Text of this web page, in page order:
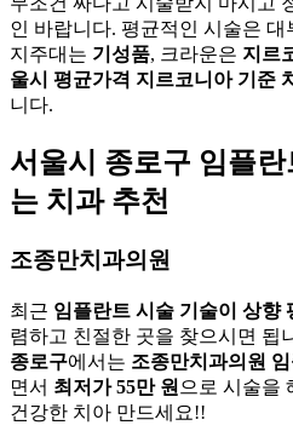
인 바랍니다. 평균적인 시술은 대
지주대는 기성품, 크라운은 지르
울시 평균가격 지르코니아 기준
니다.
서울시 종로구 임플
는 치과 추천
조종만치과의원
최근 임플란트 시술 기술이 상향
렴하고 친절한 곳을 찾으시면 됩
종로구에서는 조종만치과의원
면서 최저가 55만 원 으로 시술을
건강한 치아 만드세요!!